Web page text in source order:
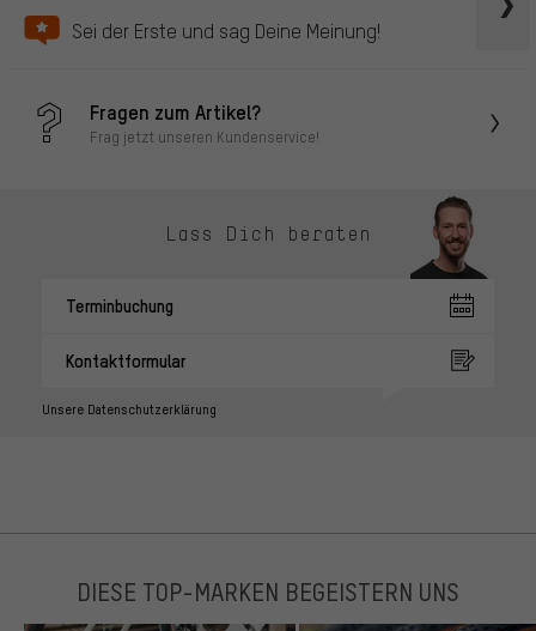
Sei der Erste und sag Deine Meinung!
Fragen zum Artikel?
Frag jetzt unseren Kundenservice!
Lass Dich beraten
Terminbuchung
Kontaktformular
Unsere Datenschutzerklärung
DIESE TOP-MARKEN BEGEISTERN UNS